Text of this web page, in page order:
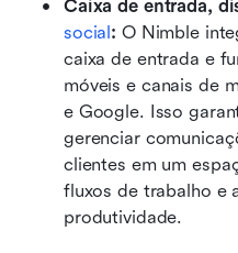
Caixa de entrada,
social: O Nimble
caixa de entrada e
móveis e canais de
e Google. Isso
gerenciar
clientes em um
fluxos de trabalho e
produtividade.